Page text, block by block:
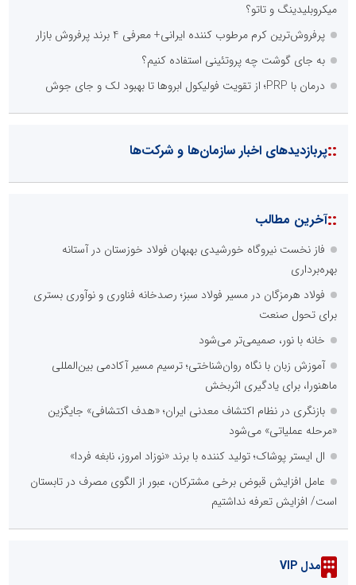
میکروبلیدینگ و تاتو؟
پرفروش‌ترین کرم مرطوب کننده ایرانی+ معرفی 4 برند پرفروش بازار
به جای گوشت چه پروتئینی استفاده کنیم؟
درمان با PRP؛ از تقویت فولیکول ابروها تا بهبود لک و جای جوش
::پربازدیدهای اخبار سازمان‌ها و شرکت‌ها
::آخرین مطالب
فاز نخست نیروگاه خورشیدی بهبهان فولاد خوزستان در آستانه
بهره‌برداری
فولاد هرمزگان در مسیر فولاد سبز؛ رصدخانه فناوری و نوآوری بستری
برای تحول صنعت
خانه با نور، صمیمی‌تر می‌شود
آموزش زبان با نگاه روان‌شناختی؛ ترسیم مسیر آکادمی بین‌المللی
ماهنورا، برای یادگیری اثربخش
بازنگری در نظام اکتشاف معدنی ایران؛ «هدف اکتشافی» جایگزین
«مرحله عملیاتی» می‌شود
ال ایستر پوشاک؛ تولید کننده با برند «نوزاد امروز، نابغه فردا»
عامل افزایش قبوض برخی مشترکان، عبور از الگوی مصرف در تابستان
است/ افزایش تعرفه نداشتیم
مدل VIP